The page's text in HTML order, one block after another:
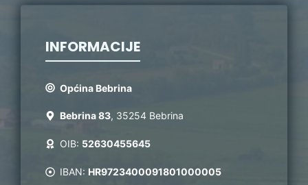
INFORMACIJE
Općina Bebrina
Bebrina 83, 35254 Bebrina
OIB: 52630455645
IBAN: HR9723400091801000005